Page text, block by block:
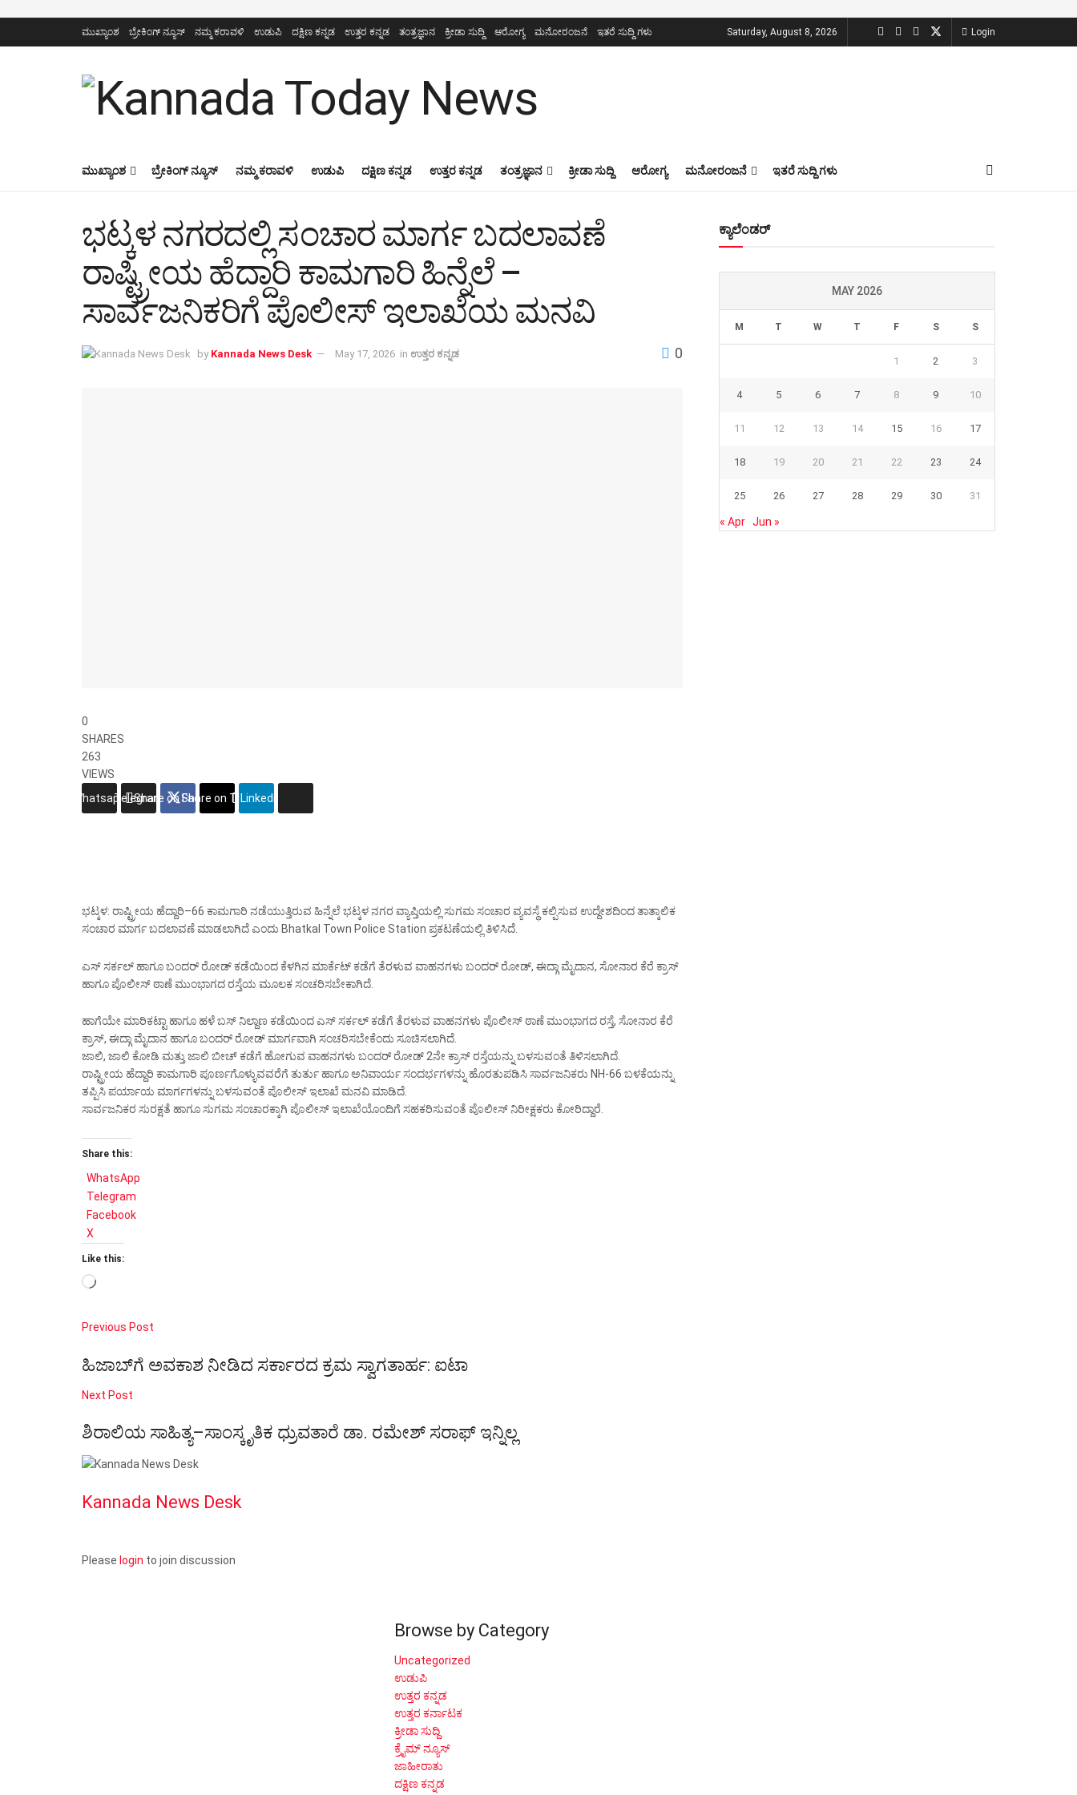
ಮುಖ್ಯಾಂಶ ಬ್ರೇಕಿಂಗ್ ನ್ಯೂಸ್ ನಮ್ಮ ಕರಾವಳಿ ಉಡುಪಿ ದಕ್ಷಿಣ ಕನ್ನಡ ಉತ್ತರ ಕನ್ನಡ ತಂತ್ರಜ್ಞಾನ ಕ್ರೀಡಾ ಸುದ್ದಿ ಆರೋಗ್ಯ ಮನೋರಂಜನೆ ಇತರೆ ಸುದ್ದಿ ಗಳು Saturday, August 8, 2026 Login
ಮುಖ್ಯಾಂಶ ಬ್ರೇಕಿಂಗ್ ನ್ಯೂಸ್ ನಮ್ಮ ಕರಾವಳಿ ಉಡುಪಿ ದಕ್ಷಿಣ ಕನ್ನಡ ಉತ್ತರ ಕನ್ನಡ ತಂತ್ರಜ್ಞಾನ ಕ್ರೀಡಾ ಸುದ್ದಿ ಆರೋಗ್ಯ ಮನೋರಂಜನೆ ಇತರೆ ಸುದ್ದಿ ಗಳು
ಭಟ್ಕಳ ನಗರದಲ್ಲಿ ಸಂಚಾರ ಮಾರ್ಗ ಬದಲಾವಣೆ
ರಾಷ್ಟ್ರೀಯ ಹೆದ್ದಾರಿ ಕಾಮಗಾರಿ ಹಿನ್ನೆಲೆ –
ಸಾರ್ವಜನಿಕರಿಗೆ ಪೊಲೀಸ್ ಇಲಾಖೆಯ ಮನವಿ
by Kannada News Desk May 17, 2026 in ಉತ್ತರ ಕನ್ನಡ 0
0
SHARES
263
VIEWS
WhatsappTelegram
Share on Facebook
Share on Twitter
Linkedin
ಭಟ್ಕಳ: ರಾಷ್ಟ್ರೀಯ ಹೆದ್ದಾರಿ–66 ಕಾಮಗಾರಿ ನಡೆಯುತ್ತಿರುವ ಹಿನ್ನೆಲೆ ಭಟ್ಕಳ ನಗರ ವ್ಯಾಪ್ತಿಯಲ್ಲಿ ಸುಗಮ ಸಂಚಾರ ವ್ಯವಸ್ಥೆ ಕಲ್ಪಿಸುವ ಉದ್ದೇಶದಿಂದ ತಾತ್ಕಾಲಿಕ
ಸಂಚಾರ ಮಾರ್ಗ ಬದಲಾವಣೆ ಮಾಡಲಾಗಿದೆ ಎಂದು Bhatkal Town Police Station ಪ್ರಕಟಣೆಯಲ್ಲಿ ತಿಳಿಸಿದೆ.
ಎಸ್ ಸರ್ಕಲ್ ಹಾಗೂ ಬಂದರ್ ರೋಡ್ ಕಡೆಯಿಂದ ಕೆಳಗಿನ ಮಾರ್ಕೆಟ್ ಕಡೆಗೆ ತೆರಳುವ ವಾಹನಗಳು ಬಂದರ್ ರೋಡ್, ಈದ್ಗಾ ಮೈದಾನ, ಸೋನಾರ ಕೆರೆ ಕ್ರಾಸ್
ಹಾಗೂ ಪೊಲೀಸ್ ಠಾಣೆ ಮುಂಭಾಗದ ರಸ್ತೆಯ ಮೂಲಕ ಸಂಚರಿಸಬೇಕಾಗಿದೆ.
ಹಾಗೆಯೇ ಮಾರಿಕಟ್ಟಾ ಹಾಗೂ ಹಳೆ ಬಸ್ ನಿಲ್ದಾಣ ಕಡೆಯಿಂದ ಎಸ್ ಸರ್ಕಲ್ ಕಡೆಗೆ ತೆರಳುವ ವಾಹನಗಳು ಪೊಲೀಸ್ ಠಾಣೆ ಮುಂಭಾಗದ ರಸ್ತೆ, ಸೋನಾರ ಕೆರೆ
ಕ್ರಾಸ್, ಈದ್ಗಾ ಮೈದಾನ ಹಾಗೂ ಬಂದರ್ ರೋಡ್ ಮಾರ್ಗವಾಗಿ ಸಂಚರಿಸಬೇಕೆಂದು ಸೂಚಿಸಲಾಗಿದೆ.
ಜಾಲಿ, ಜಾಲಿ ಕೋಡಿ ಮತ್ತು ಜಾಲಿ ಬೀಚ್ ಕಡೆಗೆ ಹೋಗುವ ವಾಹನಗಳು ಬಂದರ್ ರೋಡ್ 2ನೇ ಕ್ರಾಸ್ ರಸ್ತೆಯನ್ನು ಬಳಸುವಂತೆ ತಿಳಿಸಲಾಗಿದೆ.
ರಾಷ್ಟ್ರೀಯ ಹೆದ್ದಾರಿ ಕಾಮಗಾರಿ ಪೂರ್ಣಗೊಳ್ಳುವವರೆಗೆ ತುರ್ತು ಹಾಗೂ ಅನಿವಾರ್ಯ ಸಂದರ್ಭಗಳನ್ನು ಹೊರತುಪಡಿಸಿ ಸಾರ್ವಜನಿಕರು NH-66 ಬಳಕೆಯನ್ನು
ತಪ್ಪಿಸಿ ಪರ್ಯಾಯ ಮಾರ್ಗಗಳನ್ನು ಬಳಸುವಂತೆ ಪೊಲೀಸ್ ಇಲಾಖೆ ಮನವಿ ಮಾಡಿದೆ.
ಸಾರ್ವಜನಿಕರ ಸುರಕ್ಷತೆ ಹಾಗೂ ಸುಗಮ ಸಂಚಾರಕ್ಕಾಗಿ ಪೊಲೀಸ್ ಇಲಾಖೆಯೊಂದಿಗೆ ಸಹಕರಿಸುವಂತೆ ಪೊಲೀಸ್ ನಿರೀಕ್ಷಕರು ಕೋರಿದ್ದಾರೆ.
Share this:
WhatsApp
Telegram
Facebook
X
Like this:
Loading…
Previous Post
ಹಿಜಾಬ್‌ಗೆ ಅವಕಾಶ ನೀಡಿದ ಸರ್ಕಾರದ ಕ್ರಮ ಸ್ವಾಗತಾರ್ಹ: ಐಟಾ
Next Post
ಶಿರಾಲಿಯ ಸಾಹಿತ್ಯ–ಸಾಂಸ್ಕೃತಿಕ ಧ್ರುವತಾರೆ ಡಾ. ರಮೇಶ್ ಸರಾಫ್ ಇನ್ನಿಲ್ಲ
Kannada News Desk
Please login to join discussion
ಕ್ಯಾಲೆಂಡರ್
MAY 2026
M T W T F S S
1 2 3
4 5 6 7 8 9 10
11 12 13 14 15 16 17
18 19 20 21 22 23 24
25 26 27 28 29 30 31
« Apr Jun »
Browse by Category
Uncategorized
ಉಡುಪಿ
ಉತ್ತರ ಕನ್ನಡ
ಉತ್ತರ ಕರ್ನಾಟಕ
ಕ್ರೀಡಾ ಸುದ್ದಿ
ಕ್ರೈಮ್ ನ್ಯೂಸ್
ಜಾಹೀರಾತು
ದಕ್ಷಿಣ ಕನ್ನಡ